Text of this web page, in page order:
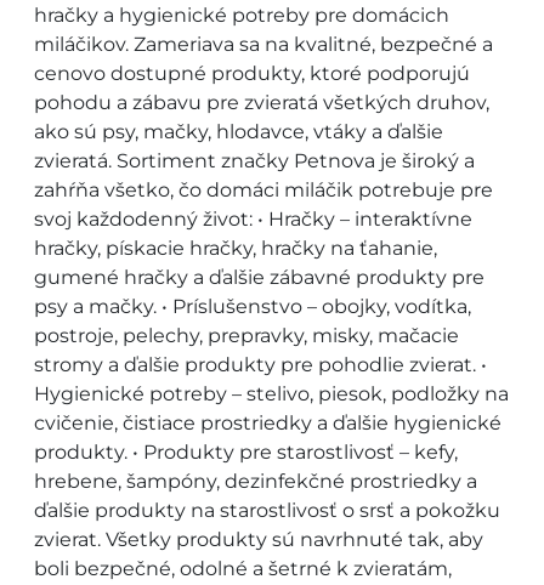
hračky a hygienické potreby pre domácich
miláčikov. Zameriava sa na kvalitné, bezpečné a
cenovo dostupné produkty, ktoré podporujú
pohodu a zábavu pre zvieratá všetkých druhov,
ako sú psy, mačky, hlodavce, vtáky a ďalšie
zvieratá. Sortiment značky Petnova je široký a
zahŕňa všetko, čo domáci miláčik potrebuje pre
svoj každodenný život: • Hračky – interaktívne
hračky, pískacie hračky, hračky na ťahanie,
gumené hračky a ďalšie zábavné produkty pre
psy a mačky. • Príslušenstvo – obojky, vodítka,
postroje, pelechy, prepravky, misky, mačacie
stromy a ďalšie produkty pre pohodlie zvierat. •
Hygienické potreby – stelivo, piesok, podložky na
cvičenie, čistiace prostriedky a ďalšie hygienické
produkty. • Produkty pre starostlivosť – kefy,
hrebene, šampóny, dezinfekčné prostriedky a
ďalšie produkty na starostlivosť o srsť a pokožku
zvierat. Všetky produkty sú navrhnuté tak, aby
boli bezpečné, odolné a šetrné k zvieratám,